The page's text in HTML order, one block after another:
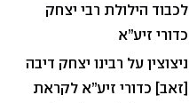
לכבוד הילולת רבי יצחק
כדורי זיע”א
ניצוצין על רבינו יצחק דיבה
[זאב] כדורי זיע”א לקראת